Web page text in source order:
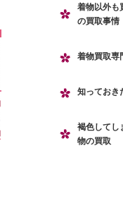
着物以外も
の買取事情
着物買取専
知っておき
褐色してし
物の買取